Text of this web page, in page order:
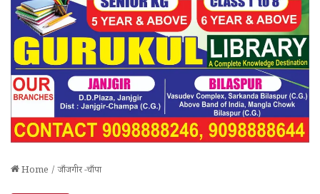
Home / जाँजगीर -चाँपा